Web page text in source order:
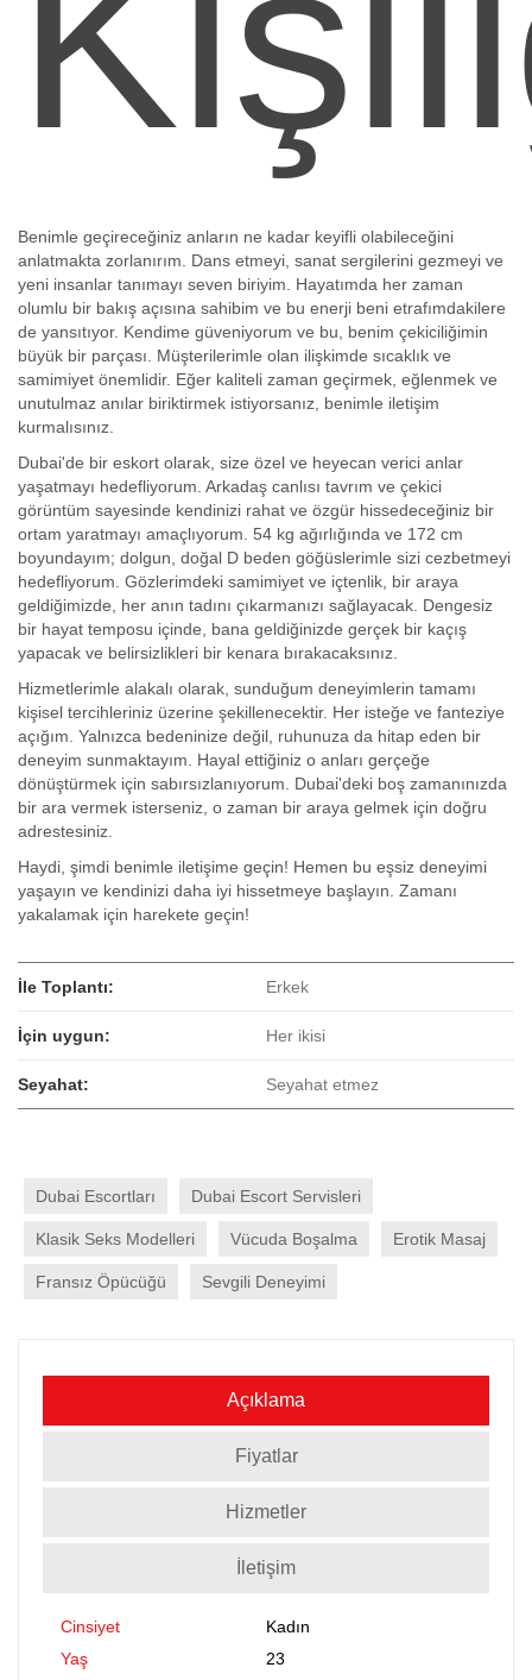
Benimle geçireceğiniz anların ne kadar keyifli olabileceğini
anlatmakta zorlanırım. Dans etmeyi, sanat sergilerini gezmeyi ve
yeni insanlar tanımayı seven biriyim. Hayatımda her zaman
olumlu bir bakış açısına sahibim ve bu enerji beni etrafımdakilere
de yansıtıyor. Kendime güveniyorum ve bu, benim çekiciliğimin
büyük bir parçası. Müşterilerimle olan ilişkimde sıcaklık ve
samimiyet önemlidir. Eğer kaliteli zaman geçirmek, eğlenmek ve
unutulmaz anılar biriktirmek istiyorsanız, benimle iletişim
kurmalısınız.
Dubai'de bir eskort olarak, size özel ve heyecan verici anlar
yaşatmayı hedefliyorum. Arkadaş canlısı tavrım ve çekici
görüntüm sayesinde kendinizi rahat ve özgür hissedeceğiniz bir
ortam yaratmayı amaçlıyorum. 54 kg ağırlığında ve 172 cm
boyundayım; dolgun, doğal D beden göğüslerimle sizi cezbetmeyi
hedefliyorum. Gözlerimdeki samimiyet ve içtenlik, bir araya
geldiğimizde, her anın tadını çıkarmanızı sağlayacak. Dengesiz
bir hayat temposu içinde, bana geldiğinizde gerçek bir kaçış
yapacak ve belirsizlikleri bir kenara bırakacaksınız.
Hizmetlerimle alakalı olarak, sunduğum deneyimlerin tamamı
kişisel tercihleriniz üzerine şekillenecektir. Her isteğe ve fanteziye
açığım. Yalnızca bedeninize değil, ruhunuza da hitap eden bir
deneyim sunmaktayım. Hayal ettiğiniz o anları gerçeğe
dönüştürmek için sabırsızlanıyorum. Dubai'deki boş zamanınızda
bir ara vermek isterseniz, o zaman bir araya gelmek için doğru
adrestesiniz.
Haydi, şimdi benimle iletişime geçin! Hemen bu eşsiz deneyimi
yaşayın ve kendinizi daha iyi hissetmeye başlayın. Zamanı
yakalamak için harekete geçin!
İle Toplantı: Erkek
İçin uygun: Her ikisi
Seyahat: Seyahat etmez
Dubai Escortları Dubai Escort Servisleri
Klasik Seks Modelleri Vücuda Boşalma Erotik Masaj
Fransız Öpücüğü Sevgili Deneyimi
Açıklama
Fiyatlar
Hizmetler
İletişim
Cinsiyet
Kadın
Yaş
23